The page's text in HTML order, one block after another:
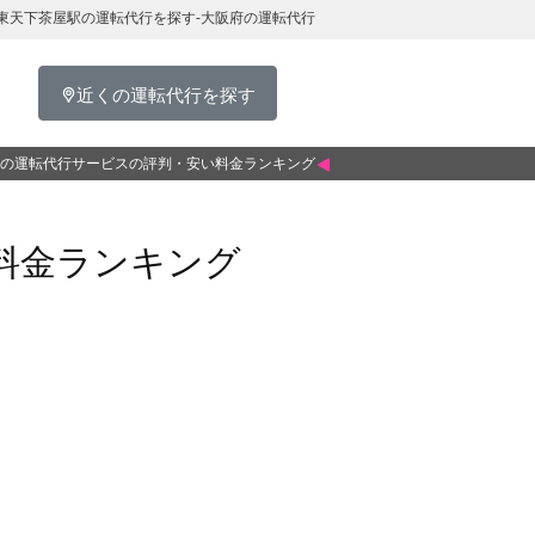
下茶屋駅の運転代行を探す-大阪府の運転代行
近くの運転代行を探す
運転代行サービスの評判・安い料金ランキング
金ランキング